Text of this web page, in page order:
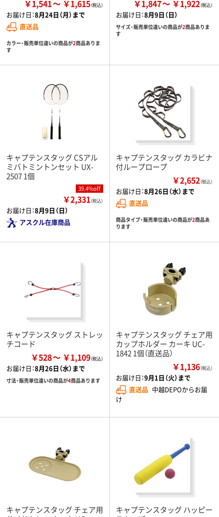
￥1,541 ￥1,615
お届け日：8月24日（月）まで
直送品
カラー・販売単位違いの商品が2商品ありま
す
￥1,847 ￥1,922
お届け日：8月9日（日）
サイズ・販売単位違いの商品が2商品ありま
す
キャプテンスタッグ CSアル
ミバトミントンセット UX-
2507 1個
39.4%off
￥2,331（税込）
お届け日：8月9日（日）
アスクル在庫商品
キャプテンスタッグ カラビナ
付ループロープ
￥2,652（税込）
お届け日：8月26日（水）まで
直送品
商品タイプ・販売単位違いの商品が2商品あ
ります
キャプテンスタッグ ストレッ
チコード
￥528 ￥1,109
お届け日：8月26日（水）まで
寸法・販売単位違いの商品が4商品あります
キャプテンスタッグ チェア用
カップホルダー カーキ UC-
1842 1個（直送品）
￥1,136（税込）
お届け日：9月1日（火）まで
直送品 中越DEPOからお届
け
キャプテンスタッグ チェア用
キャプテンスタッグ ハッピー